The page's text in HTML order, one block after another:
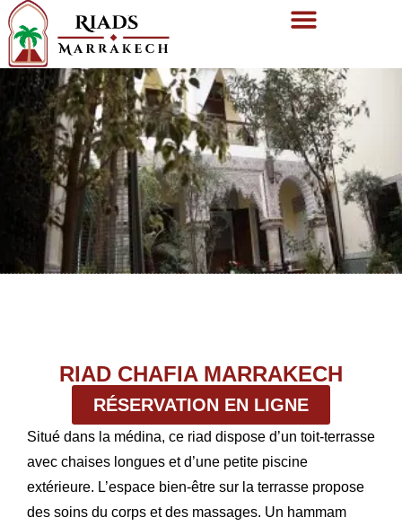
RIAD CHAFIA MARRAKECH
RÉSERVATION EN LIGNE
Situé dans la médina, ce riad dispose d’un toit-terrasse
avec chaises longues et d’une petite piscine
extérieure. L’espace bien-être sur la terrasse propose
des soins du corps et des massages. Un hammam